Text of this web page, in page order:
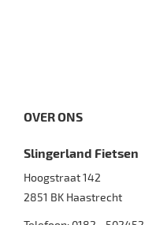
OVER ONS
Slingerland Fietsen
Hoogstraat 142
2851 BK Haastrecht